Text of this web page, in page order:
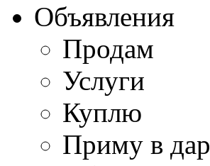
Объявления
Продам
Услуги
Куплю
Приму в дар